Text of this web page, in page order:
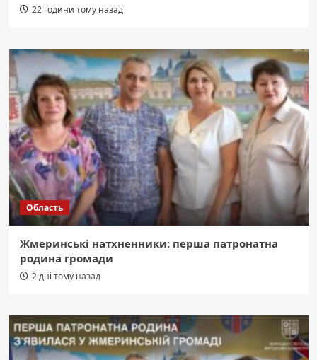
22 години тому назад
Область
Жмеринські натхненники: перша патронатна
родина громади
2 дні тому назад